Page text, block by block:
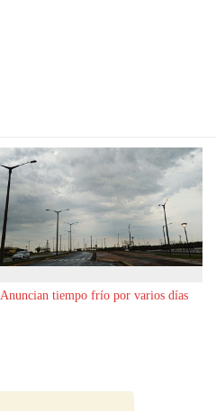
Anuncian tiempo frío por varios días